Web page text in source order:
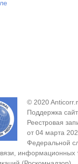
© 2020
Поддержка
Реестровая
от 04 марта
Федеральной
информационных